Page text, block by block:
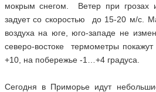
мокрым снегом. Ветер при грозах
задует со скоростью до 15-20 м/с.
воздуха на юге, юго-западе не
северо-востоке термометры
+10, на побережье -1…+4 градуса.
Сегодня в Приморье идут